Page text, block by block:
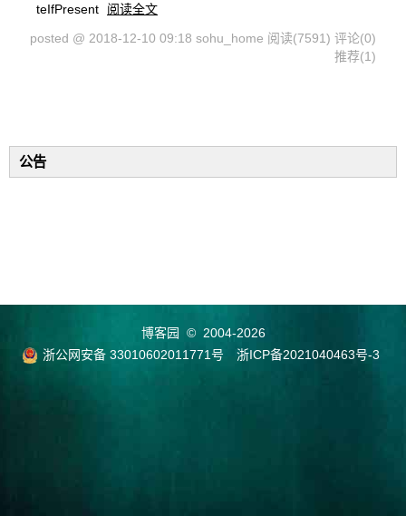
teIfPresent
阅读全文
posted @ 2018-12-10 09:18 sohu_home 阅读(7591) 评论(0)
推荐(1)
公告
博客园
© 2004-2026
浙公网安备 33010602011771号
浙ICP备2021040463号-3